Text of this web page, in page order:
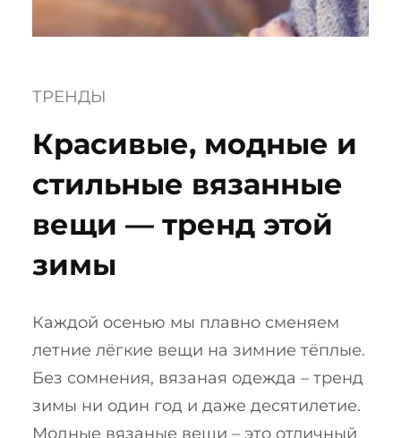
ТРЕНДЫ
Красивые, модные и
стильные вязанные
вещи — тренд этой
зимы
Каждой осенью мы плавно сменяем
летние лёгкие вещи на зимние тёплые.
Без сомнения, вязаная одежда – тренд
зимы ни один год и даже десятилетие.
Модные вязаные вещи – это отличный